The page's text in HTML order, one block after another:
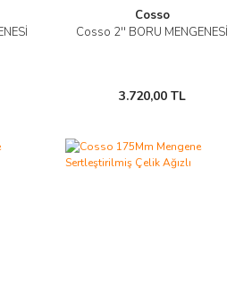
Cosso
Cosso 2'' BORU MENGENESİ
3.720,00 TL